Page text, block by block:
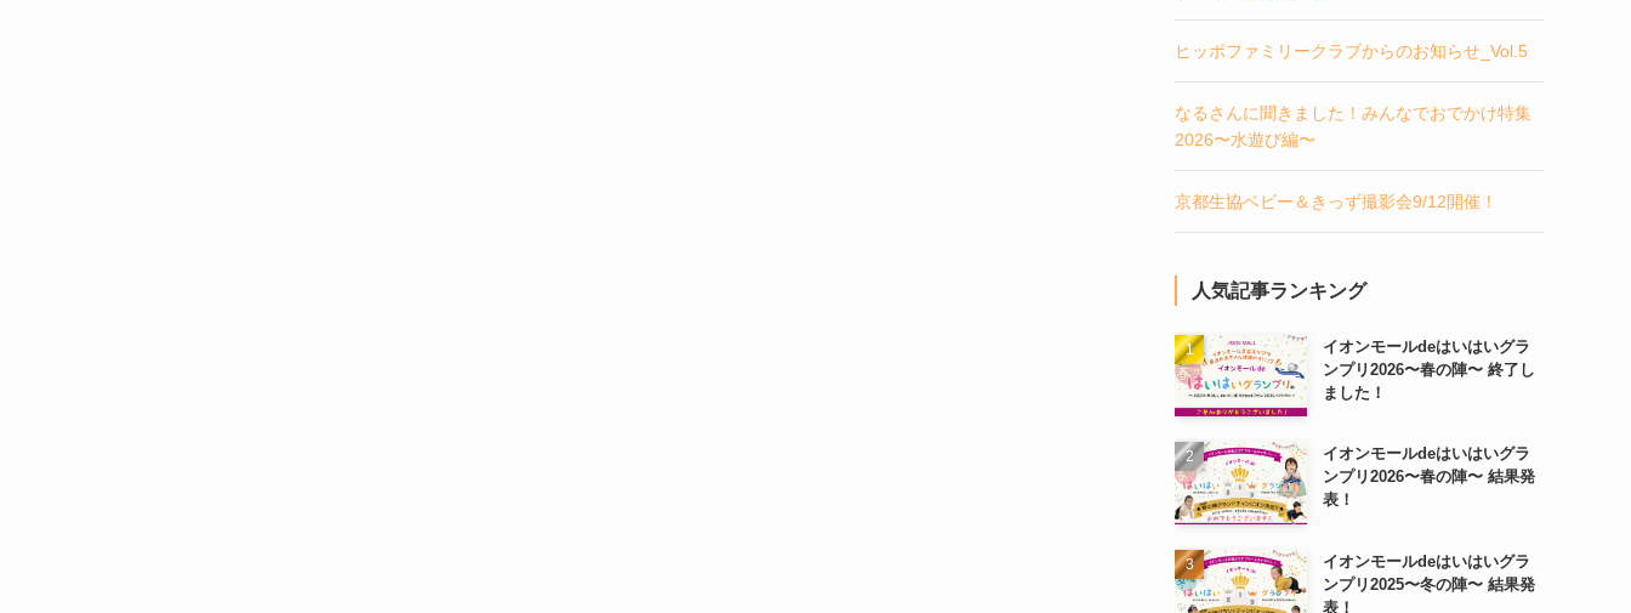
ヒッポファミリークラブからのお知らせ_Vol.5
なるさんに聞きました！みんなでおでかけ特集
2026〜水遊び編〜
京都生協ベビー＆きっず撮影会9/12開催！
人気記事ランキング
イオンモールdeはいはいグラ
ンプリ2026〜春の陣〜 終了し
ました！
イオンモールdeはいはいグラ
ンプリ2026〜春の陣〜 結果発
表！
イオンモールdeはいはいグラ
ンプリ2025〜冬の陣〜 結果発
表！